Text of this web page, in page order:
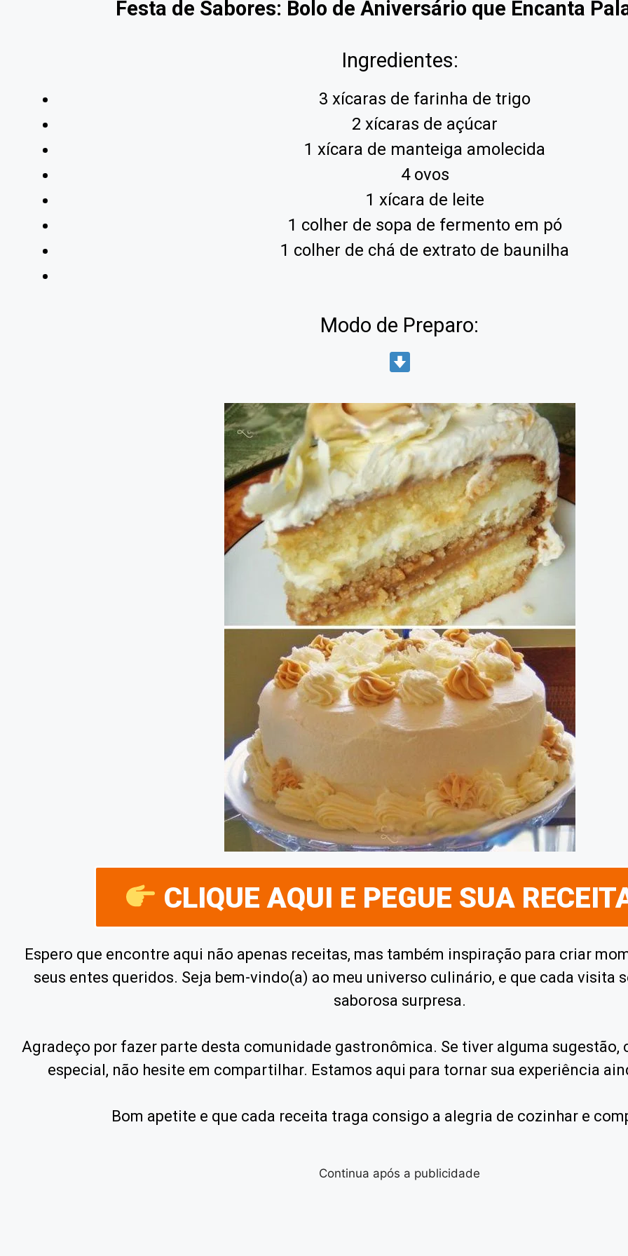
Festa de Sabores: Bolo de Aniversário que Encanta
Ingredientes:
3 xícaras de farinha de trigo
2 xícaras de açúcar
1 xícara de manteiga amolecida
4 ovos
1 xícara de leite
1 colher de sopa de fermento em pó
1 colher de chá de extrato de baunilha
Modo de Preparo:
CLIQUE AQUI E PEGUE SUA
Espero que encontre aqui não apenas receitas, mas também inspiração para criar
seus entes queridos. Seja bem-vindo(a) ao meu universo culinário, e que cada visita
saborosa surpresa.
Agradeço por fazer parte desta comunidade gastronômica. Se tiver alguma sugestão,
especial, não hesite em compartilhar. Estamos aqui para tornar sua experiência
Bom apetite e que cada receita traga consigo a alegria de cozinhar e
Continua após a publicidade